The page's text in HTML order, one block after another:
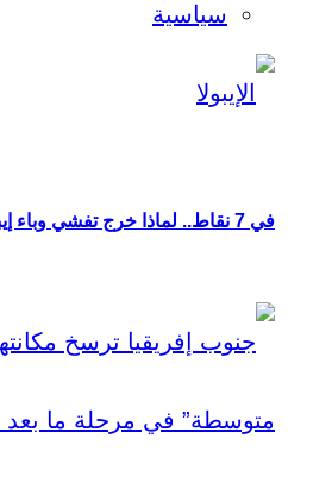
سياسية
في 7 نقاط.. لماذا خرج تفشي وباء إيبولا عن السيطرة؟